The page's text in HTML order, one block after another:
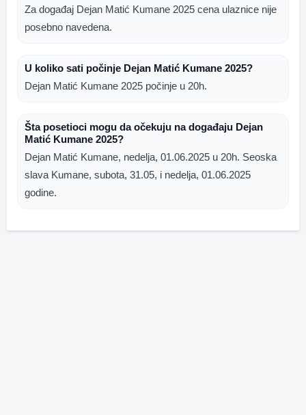
Za događaj Dejan Matić Kumane 2025 cena ulaznice nije
posebno navedena.
U koliko sati počinje Dejan Matić Kumane 2025?
Dejan Matić Kumane 2025 počinje u 20h.
Šta posetioci mogu da očekuju na događaju Dejan
Matić Kumane 2025?
Dejan Matić Kumane, nedelja, 01.06.2025 u 20h. Seoska
slava Kumane, subota, 31.05, i nedelja, 01.06.2025
godine.